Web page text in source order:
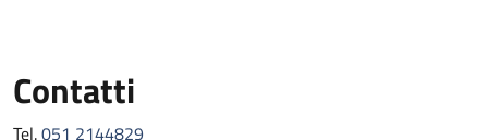
Contatti
Tel.051 2144829